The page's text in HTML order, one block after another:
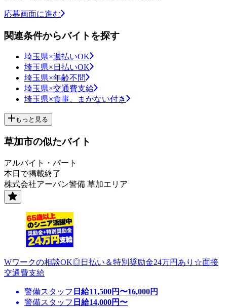
応募画面に進む
関連条件からバイトを探す
埼玉県×週払いOK
埼玉県×日払いOK
埼玉県×年齢不問
埼玉県×交通費支給
埼玉県×食事、まかない付き
もっと見る
草加市の似たバイト
アルバイト・パート
本日で掲載終了
株式会社アーバン警備 草加エリア
Wワークの相談OK◎日払い＆特別奨励金24万円あり☆面接
交通費支給
警備スタッフ 日給11,500円〜16,000円
警備スタッフ 日給14,000円〜